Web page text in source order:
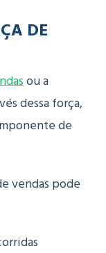
DE
ou a
dessa força,
de
vendas pode